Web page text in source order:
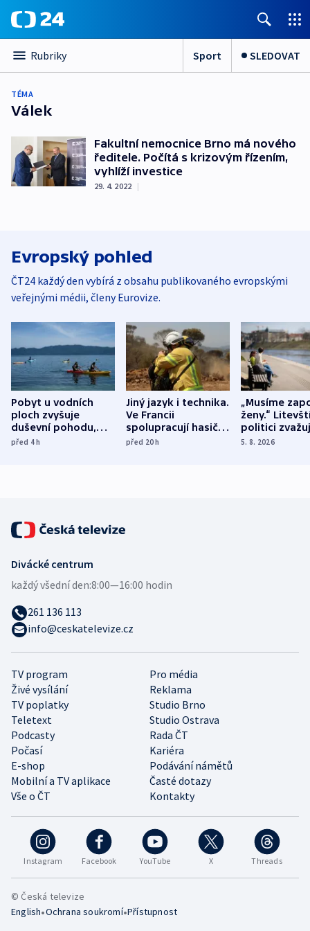
Rubriky Sport SLEDOVAT
TÉMA
Válek
Fakultní nemocnice Brno má nového
ředitele. Počítá s krizovým řízením,
vyhlíží investice
29. 4. 2022 |
Evropský pohled
ČT24 každý den vybírá z obsahu publikovaného evropskými
veřejnými médii, členy Eurovize.
Pobyt u vodních
ploch zvyšuje
duševní pohodu,
ukázala
před 4h
Jiný jazyk i technika.
Ve Francii
spolupracují hasiči z
různých zemí
před 20h
„Musíme
ženy.“
politici
dohodu o
5. 8. 2026
Instagram Facebook YouTube X Threads
TV program
Pro média
Živé vysílání
Reklama
TV poplatky
Studio Brno
Teletext
Studio Ostrava
Podcasty
Rada ČT
Počasí
Kariéra
E-shop
Podávání námětů
Mobilní a TV aplikace
Časté dotazy
Vše o ČT
Kontakty
Divácké centrum
každý všední den:8:00—16:00 hodin
261 136 113
info@ceskatelevize.cz
© Česká televize
English•Ochrana soukromí•Přístupnost